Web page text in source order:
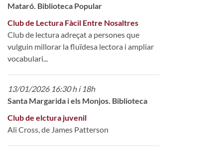
Mataró. Biblioteca Popular
Club de Lectura Fàcil Entre Nosaltres
Club de lectura adreçat a persones que
vulguin millorar la fluïdesa lectora i ampliar
vocabulari...
13/01/2026 16:30 h i 18h
Santa Margarida i els Monjos. Biblioteca
Club de elctura juvenil
Ali Cross, de James Patterson